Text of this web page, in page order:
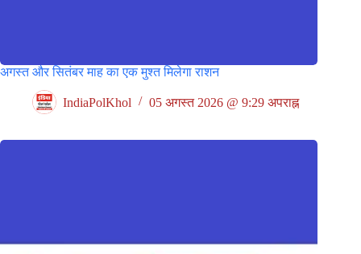
अगस्त और सितंबर माह का एक मुश्त मिलेगा राशन
IndiaPolKhol 05 अगस्त 2026 @ 9:29 अपराह्न